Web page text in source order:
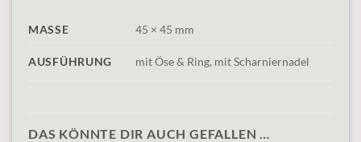
MASSE 45 × 45 mm
AUSFÜHRUNG mit Öse & Ring, mit Scharniernadel
DAS KÖNNTE DIR AUCH GEFALLEN …